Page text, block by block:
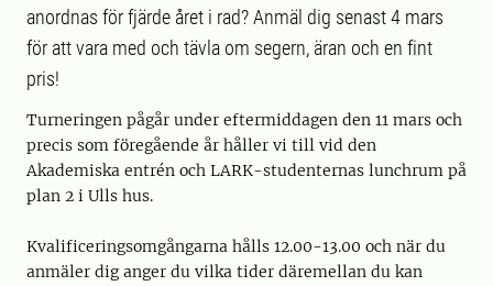
anordnas för fjärde året i rad? Anmäl dig senast 4 mars
för att vara med och tävla om segern, äran och en fint
pris!
Turneringen pågår under eftermiddagen den 11 mars och
precis som föregående år håller vi till vid den
Akademiska entrén och LARK-studenternas lunchrum på
plan 2 i Ulls hus.
Kvalificeringsomgångarna hålls 12.00-13.00 och när du
anmäler dig anger du vilka tider däremellan du kan